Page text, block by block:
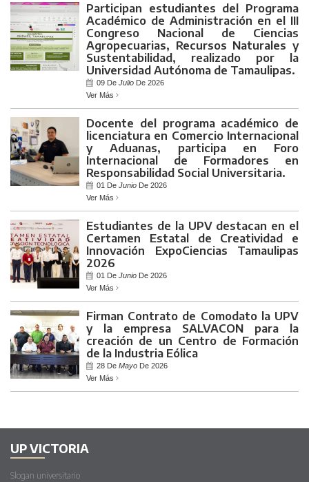
Participan estudiantes del Programa
Académico de Administración en el III
Congreso Nacional de Ciencias
Agropecuarias, Recursos Naturales y
Sustentabilidad, realizado por la
Universidad Autónoma de Tamaulipas.
09 De Julio De 2026
Ver Más
Docente del programa académico de
licenciatura en Comercio Internacional
y Aduanas, participa en Foro
Internacional de Formadores en
Responsabilidad Social Universitaria.
01 De Junio De 2026
Ver Más
Estudiantes de la UPV destacan en el
Certamen Estatal de Creatividad e
Innovación ExpoCiencias Tamaulipas
2026
01 De Junio De 2026
Ver Más
Firman Contrato de Comodato la UPV
y la empresa SALVACON para la
creación de un Centro de Formación
de la Industria Eólica
28 De Mayo De 2026
Ver Más
UP VICTORIA
Slogan universitario